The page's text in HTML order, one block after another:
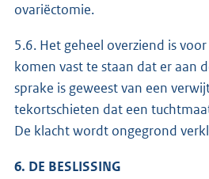
ovariëctomie.
5.6. Het geheel overziend is
komen vast te staan dat er aan
sprake is geweest van een
tekortschieten dat een
De klacht wordt ongegrond
6. DE BESLISSING